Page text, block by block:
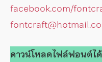
facebook.com/
ดาวน์โหลดไฟล์ฟอนต์ไ